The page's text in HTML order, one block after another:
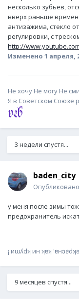
несколько зубьев,
вверх раньше
антизажима, стекло
регулировки, с
http://
Изменено 1 апреля,
Не хочу Не могу Не
Я в Советском Союзе
3 недели спустя...
baden_city
Опубликовано
у меня после зимы
предохранитель
¡ иɯʎdʞ ин ʞɐʞ
9 месяцев спустя...